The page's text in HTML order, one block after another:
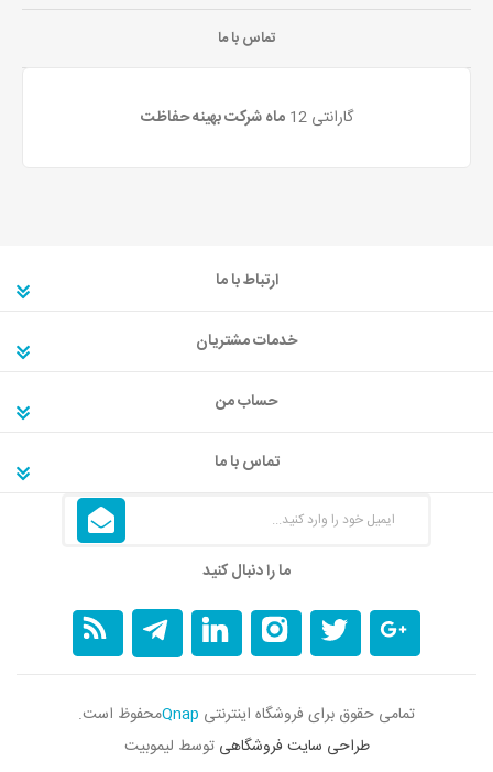
تماس با ما
گارانتی 12 ماه شرکت بهینه حفاظت
ارتباط با ما
خدمات مشتریان
حساب من
تماس با ما
ما را دنبال کنید
تمامی حقوق برای فروشگاه اینترنتی Qnapمحفوظ است.
توسط لیموبیت طراحی سایت فروشگاهی